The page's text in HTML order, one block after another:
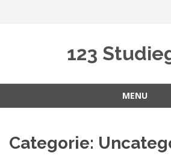
123
MENU
inhoud
Categorie: